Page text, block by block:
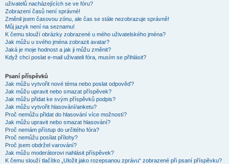
uživatelů nacházejících se ve fóru?
Zobrazení časů není správné!
Změnil jsem časovou zónu, ale čas se stále nezobrazuje správně!
Můj jazyk není na seznamu!
K čemu slouží obrázky zobrazené u mého uživatelského jména?
Jak můžu u svého jména zobrazit avatar?
Jaká je moje hodnost a jak ji můžu změnit?
Když chci poslat e-mail uživateli fóra, musím se přihlásit?
Psaní příspěvků
Jak můžu vytvořit nové téma nebo poslat odpověď?
Jak můžu upravit nebo smazat příspěvek?
Jak můžu přidat ke svým příspěvků podpis?
Jak můžu vytvořit hlasování/anketu?
Proč nemůžu přidat do hlasování více možností?
Jak můžu upravit nebo smazat hlasování?
Proč nemám přístup do určitého fóra?
Proč nemůžu posílat přílohy?
Proč jsem obdržel varování?
Jak můžu moderátorovi nahlásit příspěvek?
K čemu slouží tlačítko „Uložit jako rozepsanou zprávu“ zobrazené při psaní příspěvku?